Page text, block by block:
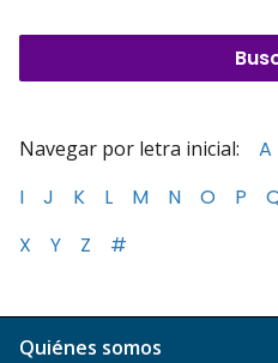
Navegar por letra inicial: A
I
J K L M N O P
X
Y Z #
Quiénes somos